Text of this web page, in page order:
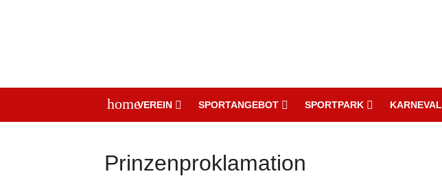
homeVEREIN SPORTANGEBOT SPORTPARK KARNEVAL
Prinzenproklamation